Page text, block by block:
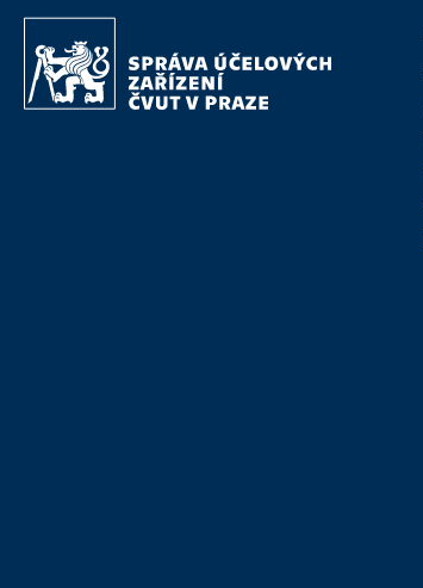
a
kontakty
účelových
zařízení